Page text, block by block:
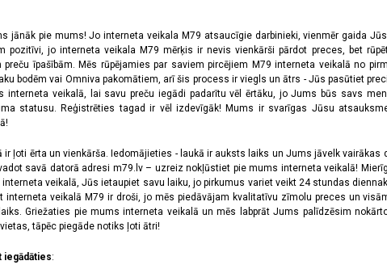
jānāk pie mums! Jo interneta veikala M79 atsaucīgie darbinieki, vienmēr gaida
pozitīvi, jo interneta veikala M79 mērķis ir nevis vienkārši pārdot preces, bet
īpašībām. Mēs rūpējamies par saviem pircējiem M79 interneta veikalā no
bodēm vai Omniva pakomātiem, arī šis process ir viegls un ātrs - Jūs pasūtiet
interneta veikalā, lai savu preču iegādi padarītu vēl ērtāku, jo Jums būs savs
statusu. Reģistrēties tagad ir vēl izdevīgāk! Mums ir svarīgas Jūsu
ir ļoti ērta un vienkārša. Iedomājieties - laukā ir auksts laiks un Jums jāvelk
savā datorā adresi m79.lv – uzreiz nokļūstiet pie mums interneta veikalā!
veikalā, Jūs ietaupiet savu laiku, jo pirkumus variet veikt 24 stundas
interneta veikalā M79 ir droši, jo mēs piedāvājam kvalitatīvu zīmolu preces un
Griežaties pie mums interneta veikalā un mēs labprāt Jums palīdzēsim
tāpēc piegāde notiks ļoti ātri!
iegādāties: